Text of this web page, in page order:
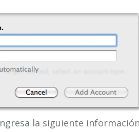
la siguiente